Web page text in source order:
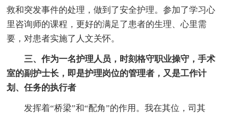
救和突发事件的处理，做到了安全护理。参加了学习心
里咨询师的课程，更好的满足了患者的生理、心里需
要，对患者实施了人文关怀。
三、作为一名护理人员，时刻格守职业操守，手术
室的副护士长，即是护理岗位的管理者，又是工作计
划、任务的执行者
发挥着“桥梁”和“配角”的作用。我在其位，司其